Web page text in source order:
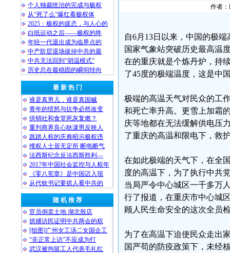
个人独裁统治的完成与极权
从“死了么”爆红看极权体
2025：极权的疲态，与人心的
白纸运动之后——极权的终
年轻一代退出成为临界点的
中产阶层退场拔掉中共的最
中共无法回到“胡温模式”
历史总在最稳固的瞬间转向
最 新 热 门
谁是真男儿，谁是真国贼
青年的愤怒与抗争必然改变
供销社和食堂死灰复燃？
重判商界良心耿潇男反映人
践踏人权的庆典昭示极权违
维权人士居无定所 断电断气
法西斯纪念反法西斯胜利—
2017年中国社会监控与人权年
《零八宪章》是中国迈入现
从代钦书记要抓人看中共的
随 机 推 荐
官员倒卖土地 湖北殷店
抓捕访民证明中共两会的权
[组图]广州女工汤二女国企工
“非正常上访”不应成为打
武汉被拘留工人代表毛礼红
作者：
自6月13日以来，中国的极
国家气象站突破历史最高温
在的重庆就是个炼丹炉，持
了45度的极端温度，这是中
极端的高温天气对民众的工
和死亡率升高。更雪上加霜
庆等地都在无法缓解供电压
了重庆的高温和限电下，救
在如此极端的天气下，在全
度的高温下，为了执行中共
当局严令中心城区一千多万
行了报道，在重庆市中心城
顾人民生命安全的这次全员
为了在高温下迫使民众走出
国严苟的防疫政策下，未经